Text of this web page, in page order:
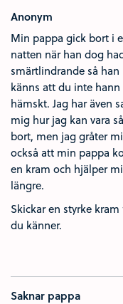
Anonym
Min pappa gick bort i
natten när han dog
smärtlindrande så
känns att du inte
hämskt. Jag har även
mig hur jag kan vara
bort, men jag gråter
också att min pappa
en kram och hjälper
längre.
Skickar en styrke
du känner.
Saknar pappa